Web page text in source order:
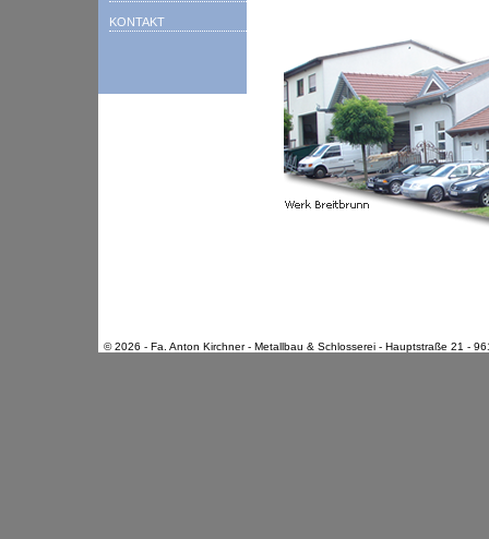
KONTAKT
© 2026 - Fa. Anton Kirchner - Metallbau & Schlosserei - Hauptstraße 21 -